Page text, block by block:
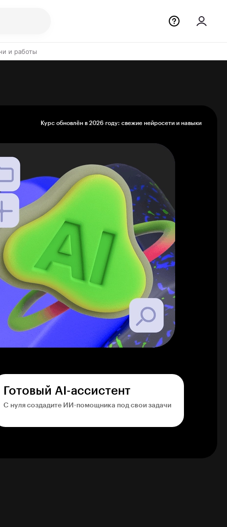
и работы
Курс обновлён в 2026 году: свежие нейросети и навыки
Готовый AI-ассистент
С нуля создадите ИИ-помощника под свои задачи